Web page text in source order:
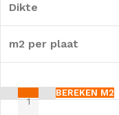
Dikte
m2 per plaat
BEREKEN M2